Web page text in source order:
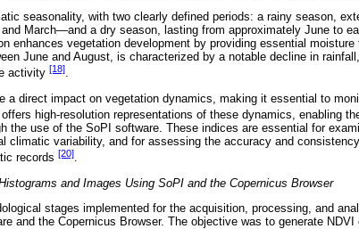
seasonality, with two clearly defined periods: a rainy season,
March—and a dry season, lasting from approximately June to
enhances vegetation development by providing essential moisture
June and August, is characterized by a notable decline in
activity [18].
a direct impact on vegetation dynamics, making it essential to
high-resolution representations of these dynamics, enabling
the use of the SoPI software. These indices are essential for
climatic variability, and for assessing the accuracy and
records [20].
and Images Using SoPI and the Copernicus Browser
stages implemented for the acquisition, processing, and
and the Copernicus Browser. The objective was to generate NDVI